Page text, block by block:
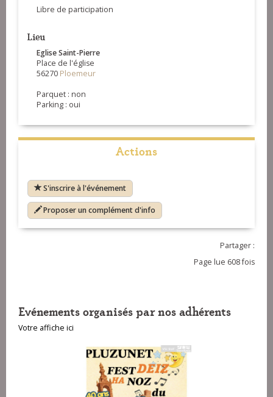
Libre de participation
Lieu
Eglise Saint-Pierre
Place de l'église
56270 Ploemeur
Parquet : non
Parking : oui
Actions
S'inscrire à l'événement
Proposer un complément d'info
Partager :
Page lue 608 fois
Evénements organisés par nos adhérents
Votre affiche ici